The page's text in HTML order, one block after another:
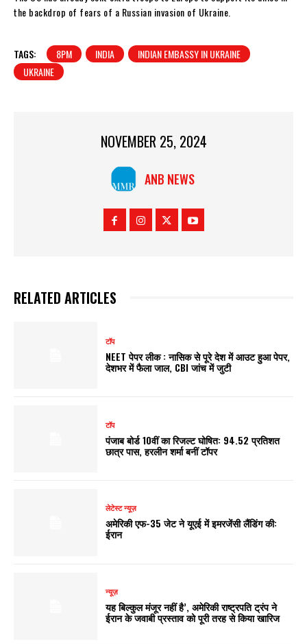
the backdrop of fears of a Russian invasion of Ukraine.
TAGS: 8PM INDIA
INDIAN EMBASSY IN UKRAINE
UKRAINE
NOVEMBER 25, 2024
ANB NEWS
RELATED ARTICLES
टॉप
NEET पेपर लीक : नासिक से पूरे देश में आउट हुआ पेपर,
देशभर में फैला जाल, CBI जांच में जुटी
टॉप
पंजाब बोर्ड 10वीं का रिजल्ट घोषित: 94.52 प्रतिशत
छात्र पास, हरलीन शर्मा बनीं टॉपर
लेटेस्ट न्यूज़
अमेरिकी एफ-35 जेट ने यूएई में इमरजेंसी लैंडिंग की:
ईरान
न्यूज़
यह बिल्कुल मंजूर नहीं है’, अमेरिकी राष्ट्रपति ट्रंप ने
ईरान के जवाबी प्रस्ताव को पूरी तरह से किया खारिज